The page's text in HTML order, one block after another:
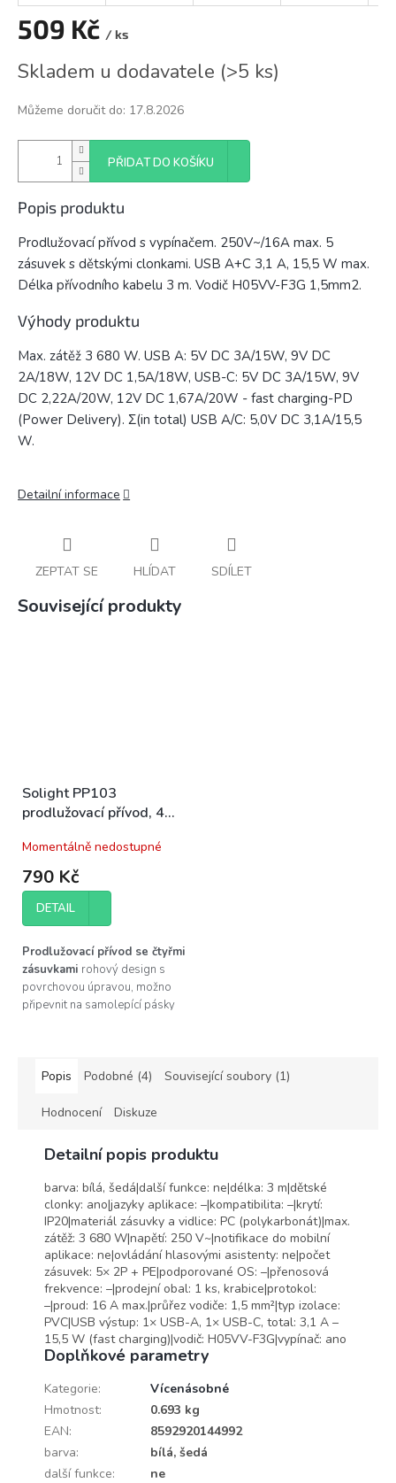
509 Kč / ks
cena:
Skladem u dodavatele (>5 ks)
Můžeme doručit do: 17.8.2026
PŘIDAT DO KOŠÍKU
Popis produktu
Prodlužovací přívod s vypínačem. 250V~/16A max. 5
zásuvek s dětskými clonkami. USB A+C 3,1 A, 15,5 W max.
Délka přívodního kabelu 3 m. Vodič H05VV-F3G 1,5mm2.
Výhody produktu
Max. zátěž 3 680 W. USB A: 5V DC 3A/15W, 9V DC
2A/18W, 12V DC 1,5A/18W, USB-C: 5V DC 3A/15W, 9V
DC 2,22A/20W, 12V DC 1,67A/20W - fast charging-PD
(Power Delivery). Σ(in total) USB A/C: 5,0V DC 3,1A/15,5
W.
Detailní informace
ZEPTAT SE HLÍDAT SDÍLET
Související produkty
Solight PP103
prodlužovací přívod, 4
rohový
Momentálně nedostupné
790 Kč
DETAIL
Prodlužovací přívod se čtyřmi
zásuvkami rohový design s
povrchovou úpravou, možno
připevnit na samolepící pásky
na pracovní stoly, apod.
Popis Podobné (4) Související soubory (1)
Hodnocení Diskuze
Detailní popis produktu
barva: bílá, šedá|další funkce: ne|délka: 3 m|dětské
clonky: ano|jazyky aplikace: –|kompatibilita: –|krytí:
IP20|materiál zásuvky a vidlice: PC (polykarbonát)|max.
zátěž: 3 680 W|napětí: 250 V~|notifikace do mobilní
aplikace: ne|ovládání hlasovými asistenty: ne|počet
zásuvek: 5× 2P + PE|podporované OS: –|přenosová
frekvence: –|prodejní obal: 1 ks, krabice|protokol:
–|proud: 16 A max.|průřez vodiče: 1,5 mm²|typ izolace:
PVC|USB výstup: 1× USB-A, 1× USB-C, total: 3,1 A –
15,5 W (fast charging)|vodič: H05VV-F3G|vypínač: ano
Doplňkové parametry
Kategorie:
Vícenásobné
Hmotnost:
0.693 kg
EAN:
8592920144992
barva:
bílá, šedá
další funkce:
ne